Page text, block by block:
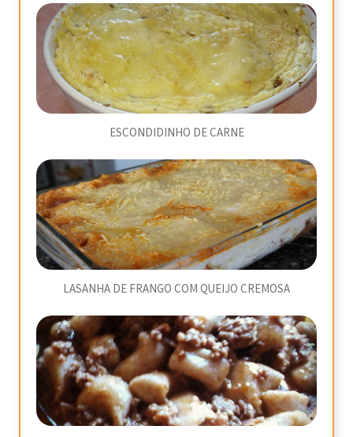
ESCONDIDINHO DE CARNE
LASANHA DE FRANGO COM QUEIJO CREMOSA